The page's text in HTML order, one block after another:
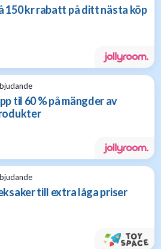
150 kr rabatt på ditt nästa köp
til 60 % på mängder av
till extra låga priser